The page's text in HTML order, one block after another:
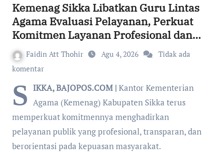
Kemenag Sikka Libatkan Guru Lintas
Agama Evaluasi Pelayanan, Perkuat
Komitmen Layanan Profesional dan
Humanis
Faidin Att Thohir Agu 4, 2026
Tidak ada
komentar
S IKKA, BAJOPOS.COM | Kantor Kementerian
Agama (Kemenag) Kabupaten Sikka terus
memperkuat komitmennya menghadirkan
pelayanan publik yang profesional, transparan, dan
berorientasi pada kepuasan masyarakat.